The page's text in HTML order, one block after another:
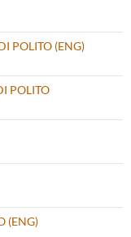
POLITO (ENG)
POLITO
(ENG)